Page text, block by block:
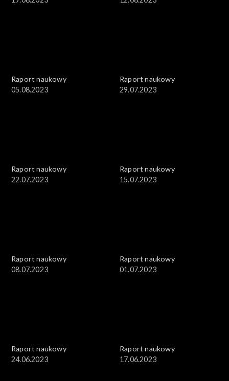
Raport naukowy
05.08.2023
Raport naukowy
29.07.2023
Raport naukowy
22.07.2023
Raport naukowy
15.07.2023
Raport naukowy
08.07.2023
Raport naukowy
01.07.2023
Raport naukowy
24.06.2023
Raport naukowy
17.06.2023